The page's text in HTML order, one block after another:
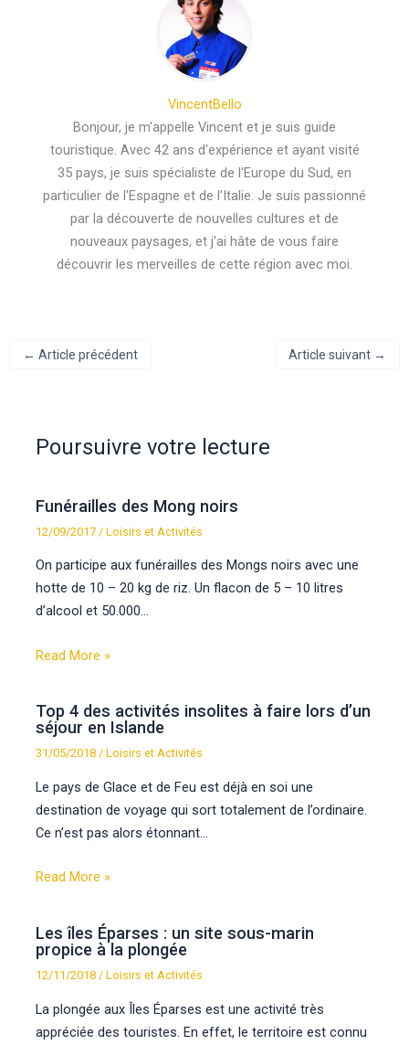
VincentBello
Bonjour, je m'appelle Vincent et je suis guide
touristique. Avec 42 ans d'expérience et ayant visité
35 pays, je suis spécialiste de l'Europe du Sud, en
particulier de l'Espagne et de l'Italie. Je suis passionné
par la découverte de nouvelles cultures et de
nouveaux paysages, et j'ai hâte de vous faire
découvrir les merveilles de cette région avec moi.
← Article précédent Article suivant →
Poursuivre votre lecture
Funérailles des Mong noirs
12/09/2017 /Loisirs et Activités
On participe aux funérailles des Mongs noirs avec une
hotte de 10 – 20 kg de riz. Un flacon de 5 – 10 litres
d’alcool et 50.000…
Read More »
Top 4 des activités insolites à faire lors d’un
séjour en Islande
31/05/2018/Loisirs et Activités
Le pays de Glace et de Feu est déjà en soi une
destination de voyage qui sort totalement de l’ordinaire.
Ce n’est pas alors étonnant…
Read More »
Les îles Éparses : un site sous-marin
propice à la plongée
12/11/2018/Loisirs et Activités
La plongée aux Îles Éparses est une activité très
appréciée des touristes. En effet, le territoire est connu